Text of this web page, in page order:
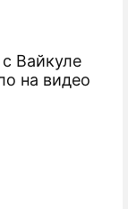
Вайкуле
на видео